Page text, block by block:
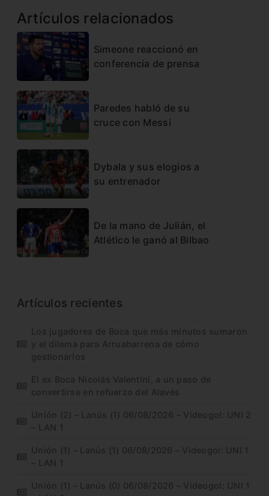
Artículos relacionados
Simeone reaccionó en
conferencia de prensa
Paredes habló de su
cruce con Messi
Dybala y sus elogios a
su entrenador
De la mano de Julián, el
Atlético le ganó al Bilbao
Artículos recientes
Los jugadores de Boca que más minutos sumaron
y el dilema para Arruabarrena de cómo
gestionarlos
El ex Boca Nicolás Valentini, a un paso de
convertirse en refuerzo del Alavés
Unión (2) – Lanús (1) 06/08/2026 – Videogol: UNI 2
– LAN 1
Unión (1) – Lanús (1) 06/08/2026 – Videogol: UNI 1
– LAN 1
Unión (1) – Lanús (0) 06/08/2026 – Videogol: UNI 1